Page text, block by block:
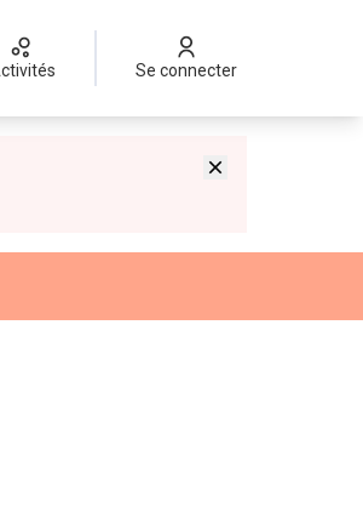
Activités Se connecter